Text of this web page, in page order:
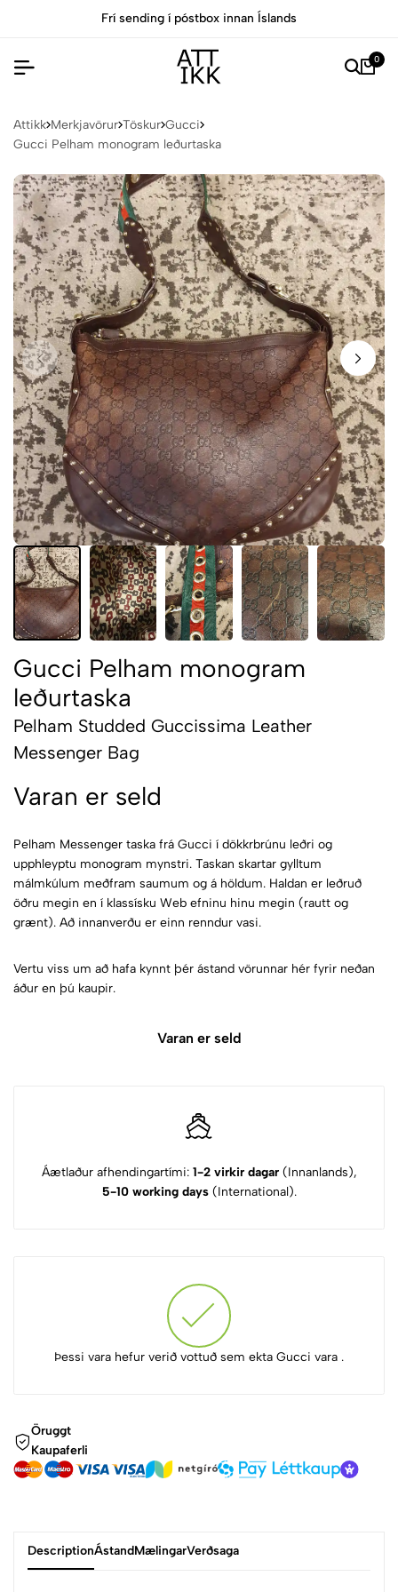
Allar vörur eru vottaðar Ekta af
0
Attikk Merkjavörur Töskur Gucci
Gucci Pelham monogram leðurtaska
Gucci Pelham monogram
leðurtaska
Pelham Studded Guccissima Leather
Messenger Bag
Varan er seld
Pelham Messenger taska frá Gucci í dökkrbrúnu leðri og
upphleyptu monogram mynstri. Taskan skartar gylltum
málmkúlum meðfram saumum og á höldum. Haldan er leðruð
öðru megin en í klassísku Web efninu hinu megin (rautt og
grænt). Að innanverðu er einn renndur vasi.
Vertu viss um að hafa kynnt þér ástand vörunnar hér fyrir neðan
áður en þú kaupir.
Varan er seld
Áætlaður afhendingartími: 1-2 virkir dagar (Innanlands),
5-10 working days(International).
Þessi vara hefur verið vottuð sem ekta Gucci vara .
Öruggt
Kaupaferli
DescriptionÁstandMælingarVerðsaga